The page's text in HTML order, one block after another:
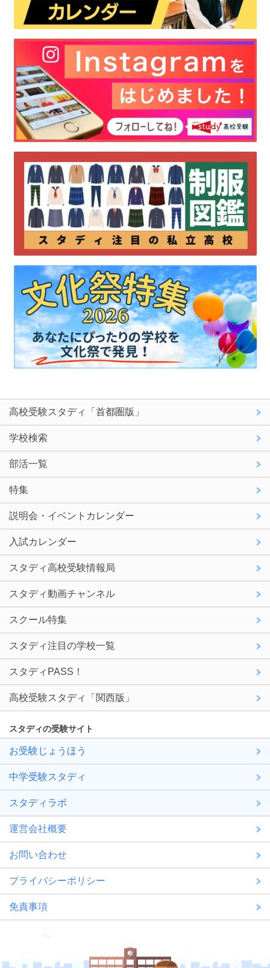
高校受験スタディ「首都圏版」
学校検索
部活一覧
特集
説明会・イベントカレンダー
入試カレンダー
スタディ高校受験情報局
スタディ動画チャンネル
スクール特集
スタディ注目の学校一覧
スタディPASS！
高校受験スタディ「関西版」
スタディの受験サイト
お受験じょうほう
中学受験スタディ
スタディラボ
運営会社概要
お問い合わせ
プライバシーポリシー
免責事項